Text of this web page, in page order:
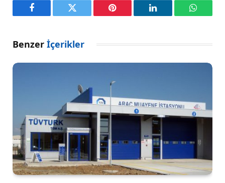
Facebook Twitter Pinterest LinkedIn
Benzer İçerikler